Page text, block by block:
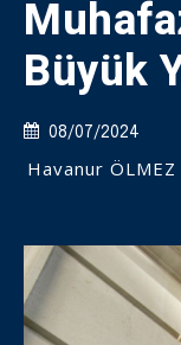
Büyük
08/07/2024
Havanur ÖLMEZ